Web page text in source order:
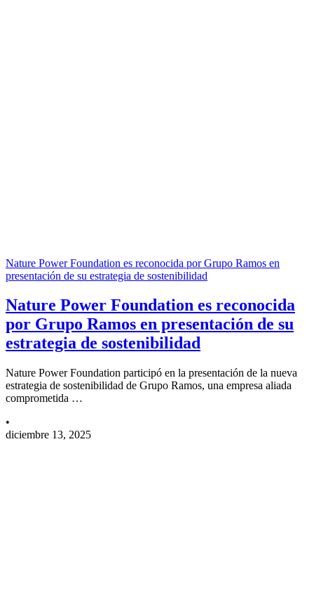
Nature Power Foundation es reconocida por Grupo Ramos en
presentación de su estrategia de sostenibilidad
Nature Power Foundation es reconocida
por Grupo Ramos en presentación de su
estrategia de sostenibilidad
Nature Power Foundation participó en la presentación de la nueva
estrategia de sostenibilidad de Grupo Ramos, una empresa aliada
comprometida …
•
diciembre 13, 2025